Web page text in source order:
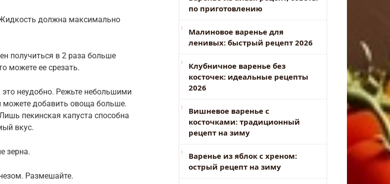
должна максимально
получиться в 2 раза больше
можете ее срезать.
это неудобно. Режьте небольшими
можете добавить овоща больше.
пекинская капуста способна
вкус.
зерна.
Размешайте.
по приготовлению
Малиновое варенье для
ленивых: быстрый рецепт 2026
Клубничное варенье без
косточек: идеальные рецепты
2026
Вишневое варенье с
косточками: традиционный
рецепт на зиму
Варенье из яблок с хреном:
острый рецепт на зиму